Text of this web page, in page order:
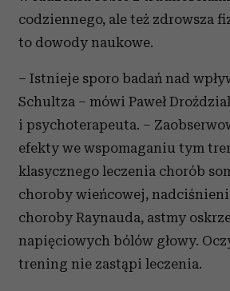
codziennego, ale też zdrowsza
to dowody naukowe.
– Istnieje sporo badań nad
Schultza – mówi Paweł
i psychoterapeuta. –
efekty we wspomaganiu tym
klasycznego leczenia chorób
choroby wieńcowej,
choroby Raynauda, astmy
napięciowych bólów głowy.
trening nie zastąpi leczenia.